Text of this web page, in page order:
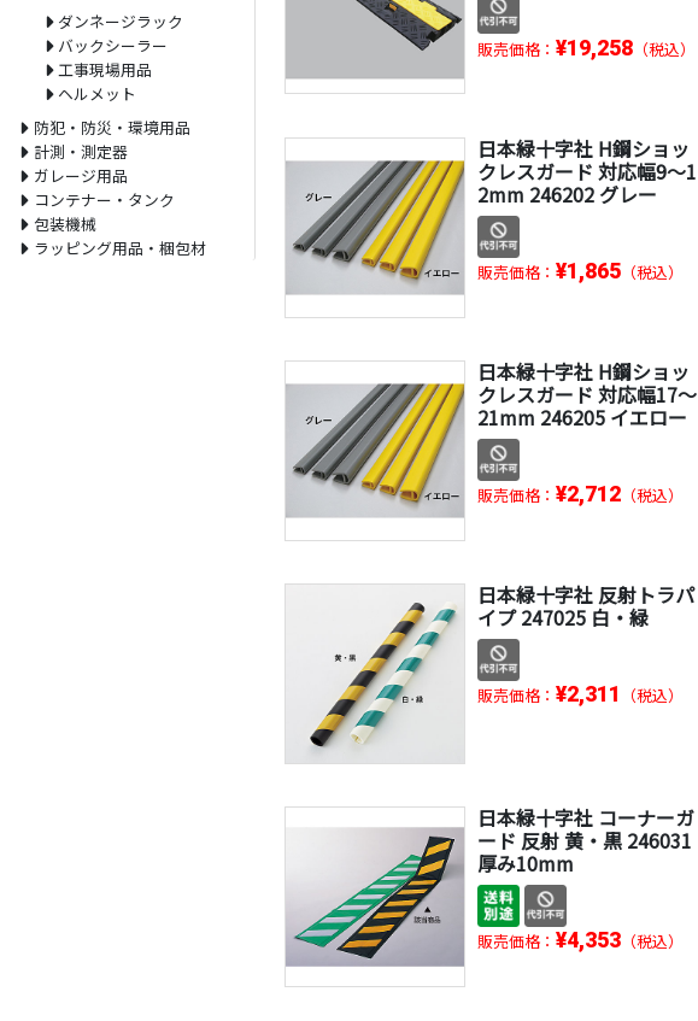
販売価格： ¥19,258 （税込）
日本緑十字社 H鋼ショッ
クレスガード 対応幅9～1
2mm 246202 グレー
販売価格： ¥1,865 （税込）
日本緑十字社 H鋼ショッ
クレスガード 対応幅17～
21mm 246205 イエロー
販売価格： ¥2,712 （税込）
日本緑十字社 反射トラパ
イプ 247025 白・緑
販売価格： ¥2,311 （税込）
日本緑十字社 コーナーガ
ード 反射 黄・黒 246031
厚み10mm
販売価格： ¥4,353 （税込）
ダンネージラック
バックシーラー
工事現場用品
ヘルメット
防犯・防災・環境用品
計測・測定器
ガレージ用品
コンテナー・タンク
包装機械
ラッピング用品・梱包材